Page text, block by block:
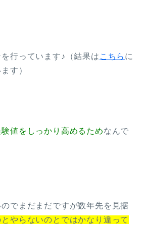
行っています♪（結果は こちら に
す）
験値をしっかり高めるためなんで
でまだまだですが数年先を見据
やらないのとではかなり違って